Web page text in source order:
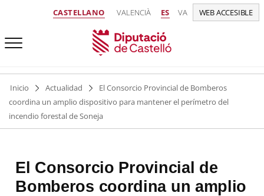
CASTELLANO VALENCIÀ ES VA WEB ACCESIBLE
Inicio Actualidad
El Consorcio Provincial de Bomberos
coordina un amplio dispositivo para mantener el perímetro del
incendio forestal de Soneja
El Consorcio Provincial de
Bomberos coordina un amplio